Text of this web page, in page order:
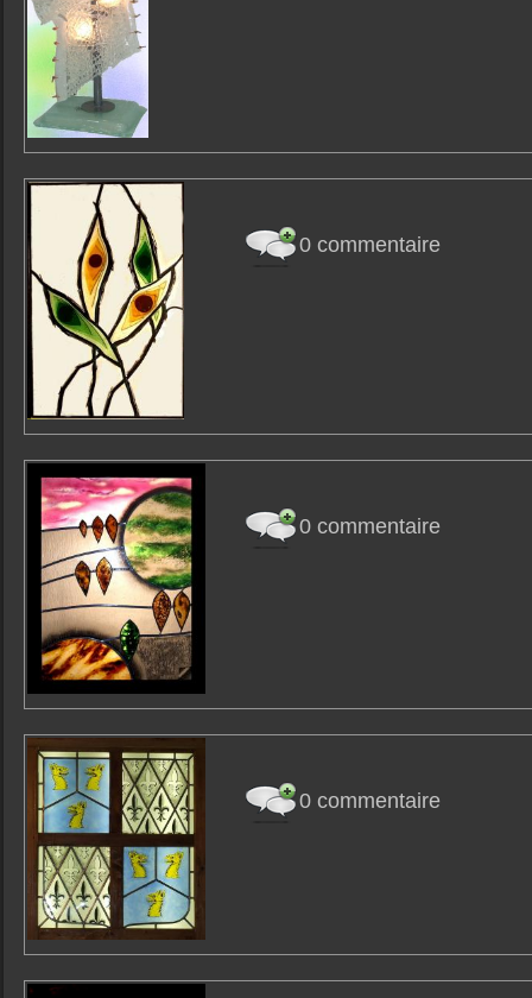
0 commentaire
0 commentaire
0 commentaire